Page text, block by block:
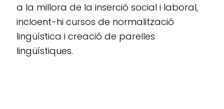
a la millora de la inserció social i laboral,
incloent-hi cursos de normalització
lingüística i creació de parelles
lingüístiques.